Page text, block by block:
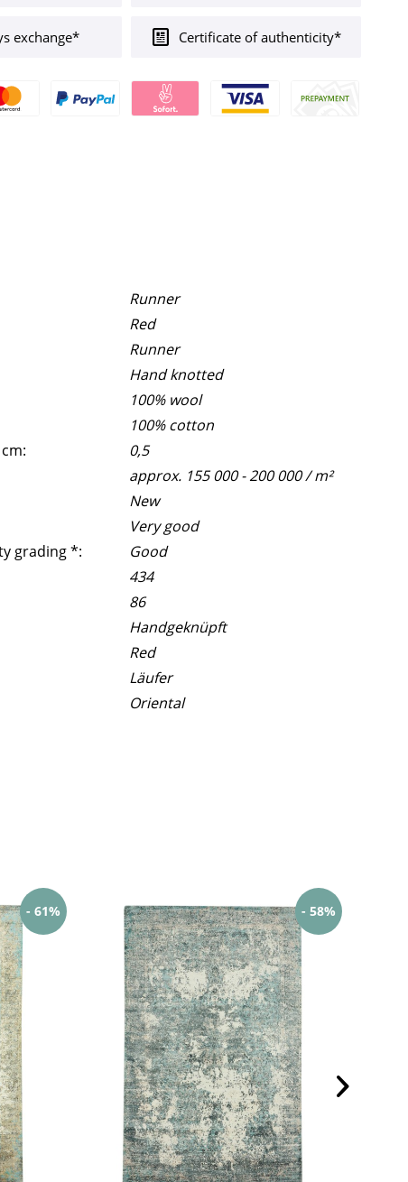
exchange* Certificate of authenticity*
Runner
Red
Runner
Hand knotted
100% wool
100% cotton
0,5
approx. 155 000 - 200 000 / m²
New
Very good
grading *:
Good
434
86
Handgeknüpft
Red
Läufer
Oriental
- 61% - 58%